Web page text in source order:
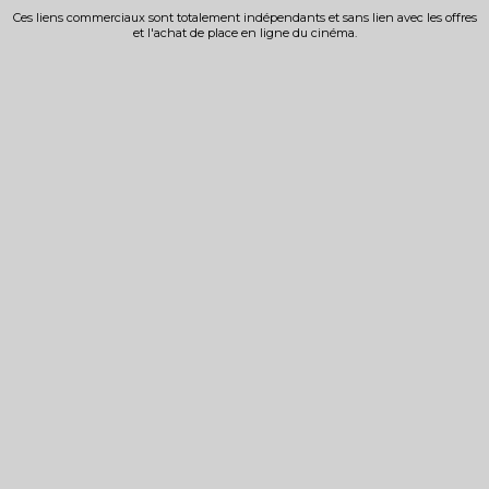
Ces liens commerciaux sont totalement indépendants et sans lien avec les offres
et l'achat de place en ligne du cinéma.